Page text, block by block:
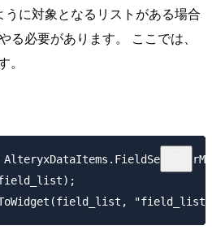
に対象となるリストがある場合
る必要があります。 ここでは、